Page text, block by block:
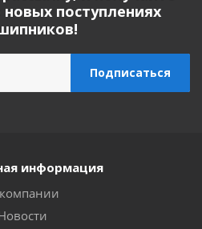
поступлениях
информация